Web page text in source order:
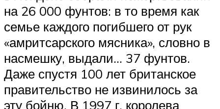
на 26 000 фунтов: в то время как
семье каждого погибшего от рук
«амритсарского мясника», словно в
насмешку, выдали… 37 фунтов.
Даже спустя 100 лет британское
правительство не извинилось за
эту бойню. В 1997 г. королева